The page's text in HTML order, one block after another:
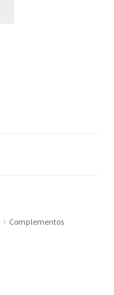
Complementos